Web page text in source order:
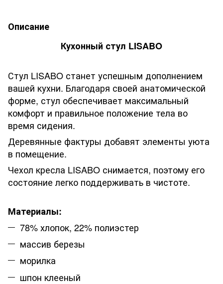
Описание
Кухонный стул LISABO
Стул LISABO станет успешным дополнением
вашей кухни. Благодаря своей анатомической
форме, стул обеспечивает максимальный
комфорт и правильное положение тела во
время сидения.
Деревянные фактуры добавят элементы уюта
в помещение.
Чехол кресла LISABO снимается, поэтому его
состояние легко поддерживать в чистоте.
Материалы:
78% хлопок, 22% полиэстер
массив березы
морилка
шпон клееный